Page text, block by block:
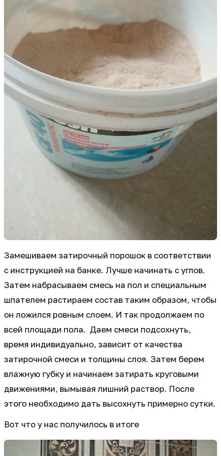
Замешиваем затирочный порошок в соответствии
с инструкцией на банке. Лучше начинать с углов.
Затем набрасываем смесь на пол и специальным
шпателем растираем состав таким образом, чтобы
он ложился ровным слоем. И так продолжаем по
всей площади пола. Даем смеси подсохнуть,
время индивидуально, зависит от качества
затирочной смеси и толщины слоя. Затем берем
влажную губку и начинаем затирать круговыми
движениями, вымывая лишний раствор. После
этого необходимо дать высохнуть примерно сутки.
Вот что у нас получилось в итоге